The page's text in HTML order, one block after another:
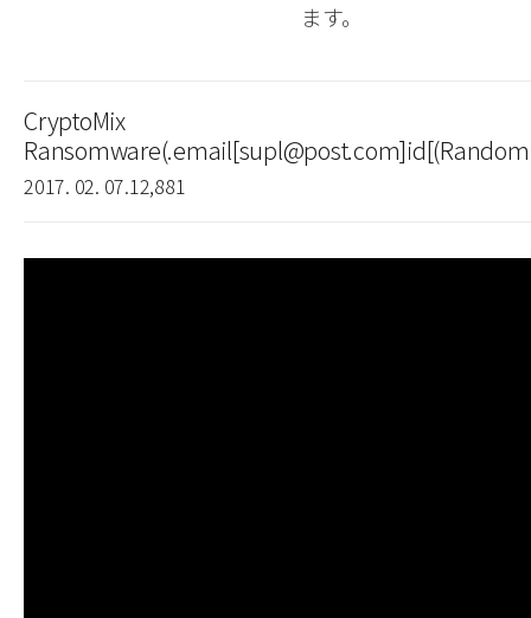
ます。
CryptoMix
2017. 02. 07.12,881